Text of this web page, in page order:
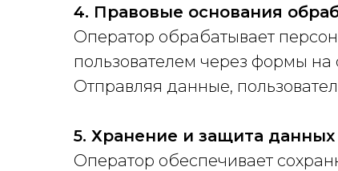
4. Правовые основания
Оператор обрабатывает
пользователем через формы на
Отправляя данные,
5. Хранение и защита данных
Оператор обеспечивает